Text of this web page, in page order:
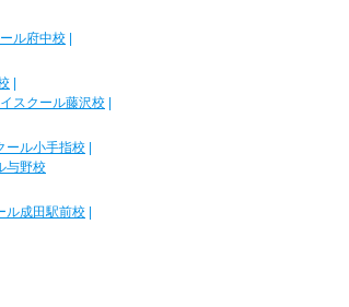
ル府中校
スクール藤沢校
ール小手指校
与野校
ル成田駅前校